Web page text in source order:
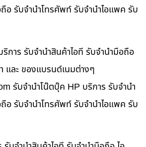
อ รับจำนำโทรศัพท์ รับจำนำไอแพค รับ
การ รับจำนำสินค้าไอที รับจำนำมือถือ
และ ของแบรนด์เนมต่างๆ
รับจำนำโน๊ตบุ๊ค HP บริการ รับจำนำ
อ รับจำนำโทรศัพท์ รับจำนำไอแพค รับ